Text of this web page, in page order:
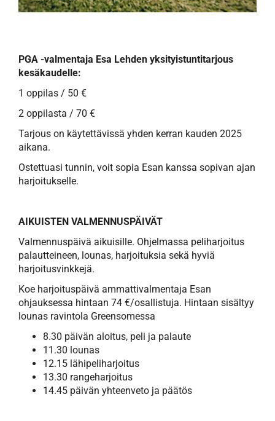
PGA -valmentaja Esa Lehden yksityistuntitarjous
kesäkaudelle:
1 oppilas / 50 €
2 oppilasta / 70 €
Tarjous on käytettävissä yhden kerran kauden 2025
aikana.
Ostettuasi tunnin, voit sopia Esan kanssa sopivan ajan
harjoitukselle.
AIKUISTEN VALMENNUSPÄIVÄT
Valmennuspäivä aikuisille. Ohjelmassa peliharjoitus
palautteineen, lounas, harjoituksia sekä hyviä
harjoitusvinkkejä.
Koe harjoituspäivä ammattivalmentaja Esan
ohjauksessa hintaan 74 €/osallistuja. Hintaan sisältyy
lounas ravintola Greensomessa
8.30 päivän aloitus, peli ja palaute​​
11.30 lounas
12.15 lähipeliharjoitus
13.30 rangeharjoitus
14.45 päivän yhteenveto ja päätös